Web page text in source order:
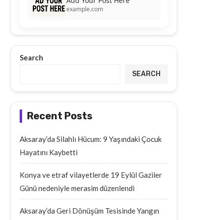
example.com
Search
SEARCH
Recent Posts
Aksaray’da Silahlı Hücum: 9 Yaşındaki Çocuk
Hayatını Kaybetti
Konya ve etraf vilayetlerde 19 Eylül Gaziler
Günü nedeniyle merasim düzenlendi
Aksaray’da Geri Dönüşüm Tesisinde Yangın